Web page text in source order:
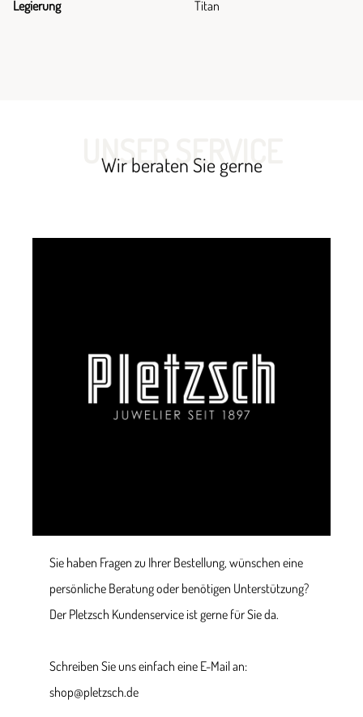
Legierung Titan
UNSER SERVICE
Wir beraten Sie gerne
Sie haben Fragen zu Ihrer Bestellung, wünschen eine
persönliche Beratung oder benötigen Unterstützung?
Der Pletzsch Kundenservice ist gerne für Sie da.
Schreiben Sie uns einfach eine E-Mail an:
shop@pletzsch.de